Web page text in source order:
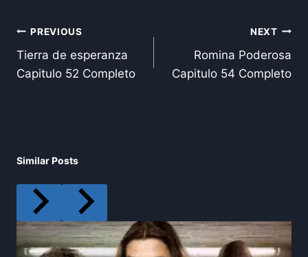
Post
navigation
PREVIOUS
Tierra de esperanza
Capitulo 52 Completo
NEXT
Romina Poderosa
Capitulo 54 Completo
Similar Posts